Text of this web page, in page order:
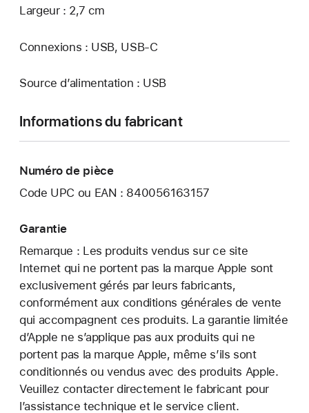
Largeur : 2,7 cm
Connexions : USB, USB‑C
Source d’alimentation : USB
Informations du fabricant
Numéro de pièce
Code UPC ou EAN : 840056163157
Garantie
Remarque : Les produits vendus sur ce site
Internet qui ne portent pas la marque Apple sont
exclusivement gérés par leurs fabricants,
conformément aux conditions générales de vente
qui accompagnent ces produits. La garantie limitée
d’Apple ne s’applique pas aux produits qui ne
portent pas la marque Apple, même s’ils sont
conditionnés ou vendus avec des produits Apple.
Veuillez contacter directement le fabricant pour
l’assistance technique et le service client.